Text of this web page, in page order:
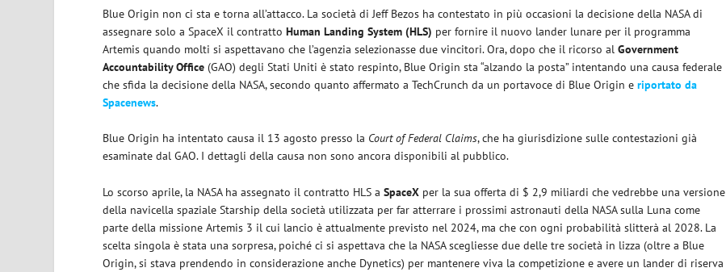
Blue Origin non ci sta e torna all’attacco. La società di Jeff Bezos ha contestato in più occasioni la decisione della NASA di
assegnare solo a SpaceX il contrattoHuman Landing System (HLS) per fornire il nuovo lander lunare per il programma
Artemis quando molti si aspettavano che l’agenzia selezionasse due vincitori. Ora, dopo che il ricorso alGovernment
Accountability Office (GAO) degli Stati Uniti è stato respinto, Blue Origin sta “alzando la posta” intentando una causa federale
che sfida la decisione della NASA, secondo quanto affermato a TechCrunch da un portavoce di Blue Origin e riportato da
Spacenews.
Blue Origin ha intentato causa il 13 agosto presso la Court of Federal Claims, che ha giurisdizione sulle contestazioni già
esaminate dal GAO. I dettagli della causa non sono ancora disponibili al pubblico.
Lo scorso aprile, la NASA ha assegnato il contratto HLS aSpaceX per la sua offerta di $ 2,9 miliardi che vedrebbe una versione
della navicella spaziale Starship della società utilizzata per far atterrare i prossimi astronauti della NASA sulla Luna come
parte della missione Artemis 3 il cui lancio è attualmente previsto nel 2024, ma che con ogni probabilità slitterà al 2028. La
scelta singola è stata una sorpresa, poiché ci si aspettava che la NASA scegliesse due delle tre società in lizza (oltre a Blue
Origin, si stava prendendo in considerazione anche Dynetics) per mantenere viva la competizione e avere un lander di riserva